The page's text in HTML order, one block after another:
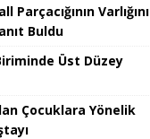
Varlığını
Buldu
Üst Düzey
Çocuklara Yönelik